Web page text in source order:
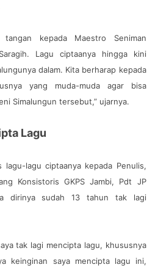
kepada Maestro Seniman
Lagu ciptaanya hingga kini
dalam. Kita berharap kepada
yang muda-muda agar bisa
Simalungun tersebut,” ujarnya.
Lagu
lagu-lagu ciptaanya kepada Penulis,
Konsistoris GKPS Jambi, Pdt JP
dirinya sudah 13 tahun tak lagi
tak lagi mencipta lagu, khususnya
keinginan saya mencipta lagu ini,